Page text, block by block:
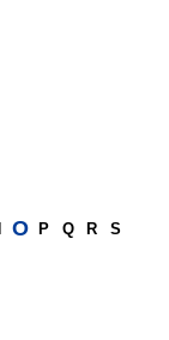
O P Q R
S